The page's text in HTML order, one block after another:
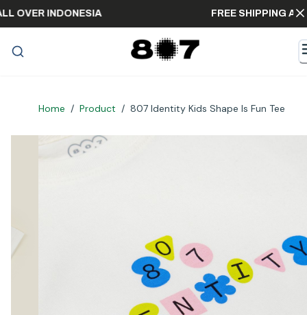
ALL OVER INDONESIA FREE SHIPPING
Home / Product / 807 Identity Kids Shape Is Fun Tee